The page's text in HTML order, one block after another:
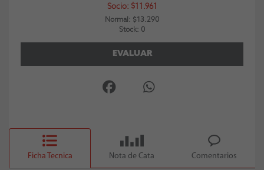
Socio: $11.961
Normal: $13.290
Stock: 0
EVALUAR
Ficha Tecnica Nota de Cata Comentarios